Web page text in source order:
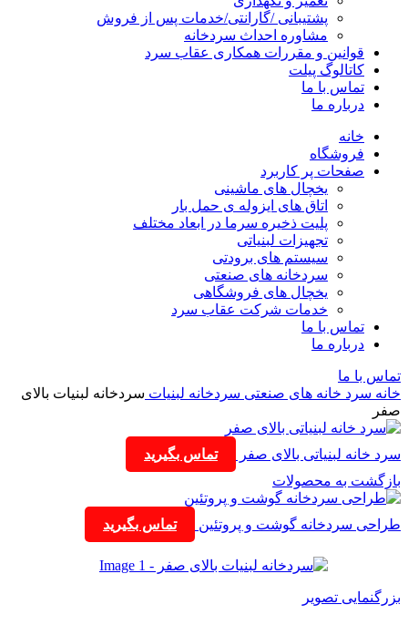
پشتیبانی /گارانتی/خدمات پس از فروش
مشاوره احداث سردخانه
قوانین و مقررات همکاری عقاب سرد
کاتالوگ پیلت
تماس با ما
درباره ما
خانه
فروشگاه
صفحات پر کاربرد
یخچال های ماشینی
اتاق های ایزوله ی حمل بار
پلیت ذخیره سرما در ابعاد مختلف
تجهیزات لبنیاتی
سیستم های برودتی
سردخانه های صنعتی
یخچال های فروشگاهی
خدمات شرکت عقاب سرد
تماس با ما
درباره ما
تماس با ما
خانه سرد خانه های صنعتی سردخانه لبنیات سردخانه لبنیات بالای
صفر
سرد خانه لبنیاتی بالای صفر
تماس بگیرید
بازگشت به محصولات
طراحی سردخانه گوشت و پروتئین تماس بگیرید
بزرگنمایی تصویر